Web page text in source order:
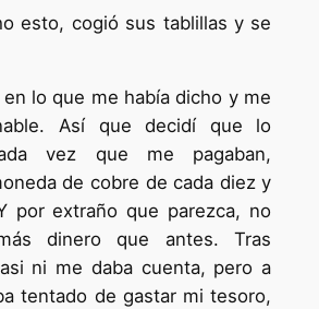
esto, cogió sus tablillas y se
lo que me había dicho y me
Así que decidí que lo
vez que me pagaban,
de cobre de cada diez y
por extraño que parezca, no
dinero que antes. Tras
ni me daba cuenta, pero a
tentado de gastar mi tesoro,